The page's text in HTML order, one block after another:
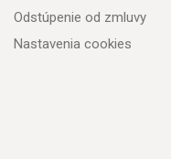
Odstúpenie od zmluvy
Nastavenia cookies